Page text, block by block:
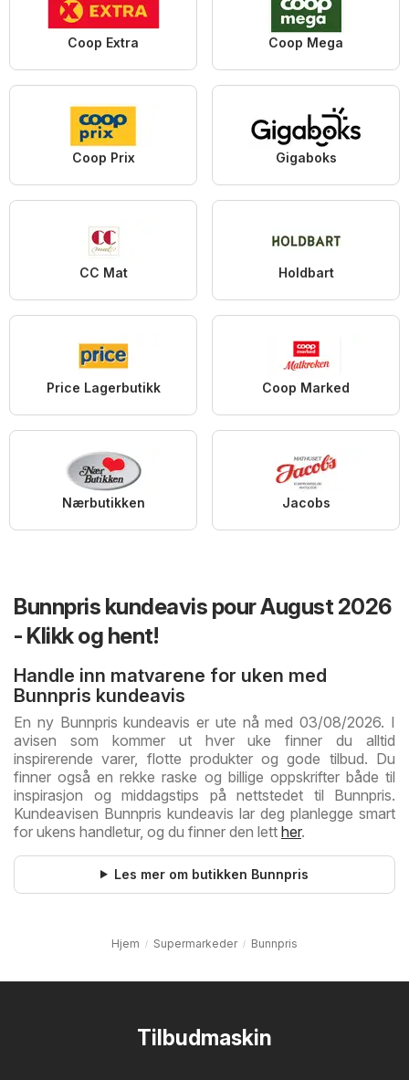
Coop Extra Coop Mega
Coop Prix Gigaboks
CC Mat Holdbart
Price Lagerbutikk Coop Marked
Nærbutikken Jacobs
Bunnpris kundeavis pour August 2026
- Klikk og hent!
Handle inn matvarene for uken med
Bunnpris kundeavis
En ny Bunnpris kundeavis er ute nå med 03/08/2026. I
avisen som kommer ut hver uke finner du alltid
inspirerende varer, flotte produkter og gode tilbud. Du
finner også en rekke raske og billige oppskrifter både til
inspirasjon og middagstips på nettstedet til Bunnpris.
Kundeavisen Bunnpris kundeavis lar deg planlegge smart
for ukens handletur, og du finner den lett her.
Les mer om butikken Bunnpris
Hjem Supermarkeder Bunnpris
Tilbudmaskin